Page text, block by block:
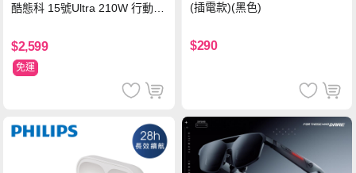
酷態科 15號Ultra 210W 行動電
$2,599
免運
(插電款)(黑色)
$290